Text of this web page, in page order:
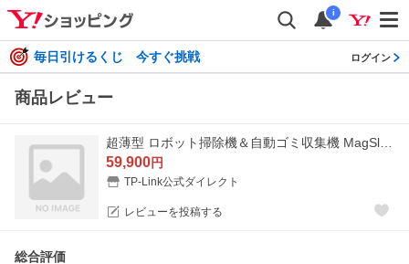
i
毎日引けるくじ 今すぐ挑戦 ログイン
商品レビュー
59,900円
TP-Link公式ダイレクト
レビューを投稿する
総合評価